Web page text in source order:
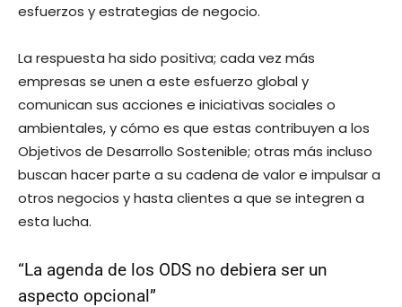
esfuerzos y estrategias de negocio.
La respuesta ha sido positiva; cada vez más
empresas se unen a este esfuerzo global y
comunican sus acciones e iniciativas sociales o
ambientales, y cómo es que estas contribuyen a los
Objetivos de Desarrollo Sostenible; otras más incluso
buscan hacer parte a su cadena de valor e impulsar a
otros negocios y hasta clientes a que se integren a
esta lucha.
“La agenda de los ODS no debiera ser un
aspecto opcional”